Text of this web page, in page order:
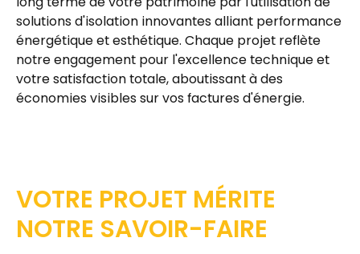
solutions d'isolation innovantesalliant performance
énergétique et esthétique. Chaque projet reflète
notre engagement pour l'excellence techniqueet
votre satisfaction totale, aboutissant à des
économies visibles sur vos factures d'énergie.
VOTRE PROJET MÉRITE
NOTRE SAVOIR-FAIRE